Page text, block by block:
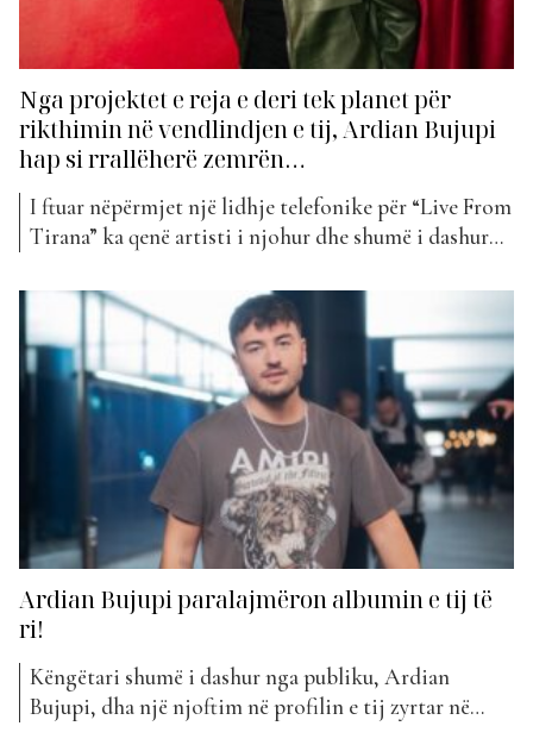
Nga projektet e reja e deri tek planet për
rikthimin në vendlindjen e tij, Ardian Bujupi
hap si rrallëherë zemrën…
I ftuar nëpërmjet një lidhje telefonike për “Live From
Tirana” ka qenë artisti i njohur dhe shumë i dashur
bashkëpunuar me The Ironix për të sjellë projektin
“Yarnana”, i cili këtë javë ka rrëmbyer vendin e parë
në “The Top List”, Top...
Ardian Bujupi paralajmëron albumin e tij të
ri!
Këngëtari shumë i dashur nga publiku, Ardian
Bujupi, dha një njoftim në profilin e tij zyrtar në